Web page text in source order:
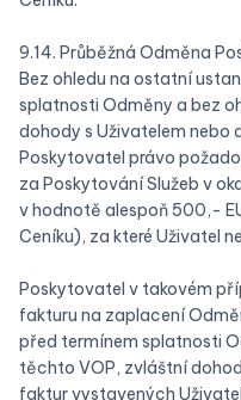
9.14. Průběžná Odměna
Bez ohledu na ostatní
splatnosti Odměny a bez
dohody s Uživatelem
Poskytovatel právo
za Poskytování Služeb v
v hodnotě alespoň 500,-
Ceníku), za které Uživatel
Poskytovatel v takovém
fakturu na zaplacení
před termínem splatnosti
těchto VOP, zvláštní
faktur vystavených